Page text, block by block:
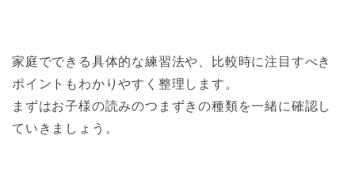
家庭でできる具体的な練習法や、比較時に注目すべき
ポイントもわかりやすく整理します。
まずはお子様の読みのつまずきの種類を一緒に確認し
ていきましょう。